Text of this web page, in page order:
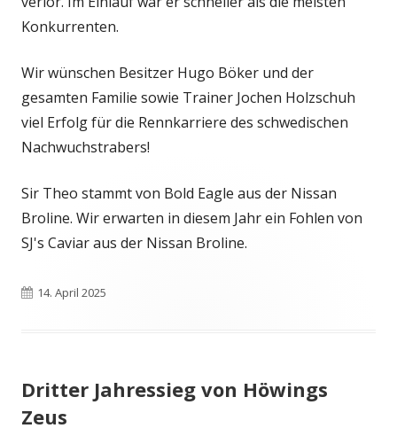
Konkurrenten.
Wir wünschen Besitzer Hugo Böker und der
gesamten Familie sowie Trainer Jochen Holzschuh
viel Erfolg für die Rennkarriere des schwedischen
Nachwuchstrabers!
Sir Theo stammt von Bold Eagle aus der Nissan
Broline. Wir erwarten in diesem Jahr ein Fohlen von
SJ's Caviar aus der Nissan Broline.
Veröffentlicht
14. April 2025
Dritter Jahressieg von Höwings
Zeus